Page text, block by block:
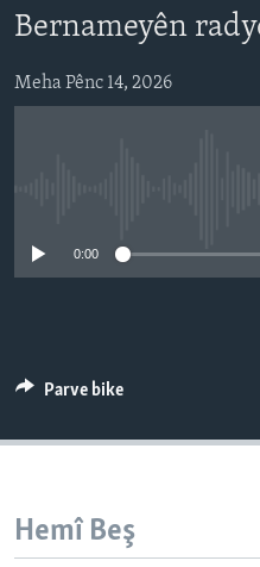
here
SÛRÎYE
ÎRAN
SERNIVÎS
Learning English
FOLLOW US
Zimanên Din
Bernameyên
Meha Pênc 14, 2026
0:00
Parve bike
Hemî Beş